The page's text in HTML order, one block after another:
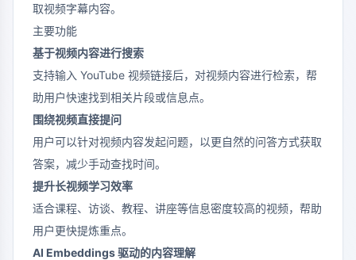
取视频字幕内容。
主要功能
基于视频内容进行搜索
支持输入 YouTube 视频链接后，对视频内容进行检索，帮
助用户快速找到相关片段或信息点。
围绕视频直接提问
用户可以针对视频内容发起问题，以更自然的问答方式获取
答案，减少手动查找时间。
提升长视频学习效率
适合课程、访谈、教程、讲座等信息密度较高的视频，帮助
用户更快提炼重点。
AI Embeddings 驱动的内容理解